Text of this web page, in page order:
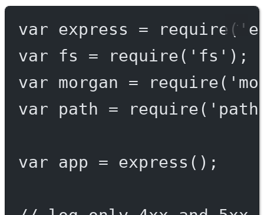
var express = require (
var fs = require( 'fs' );
var morgan = require(
var path = require(
var app = express ();